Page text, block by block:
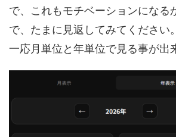
で、これもモチベーションになる
で、たまに見返してみてください。
一応月単位と年単位で見る事が出